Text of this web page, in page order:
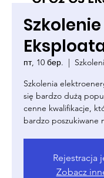
пт, 10 бер.
  |
Szkolenia
się bardzo dużą
cenne kwalifikacje,
bardzo poszukiwane
Rejestracja
Zobacz